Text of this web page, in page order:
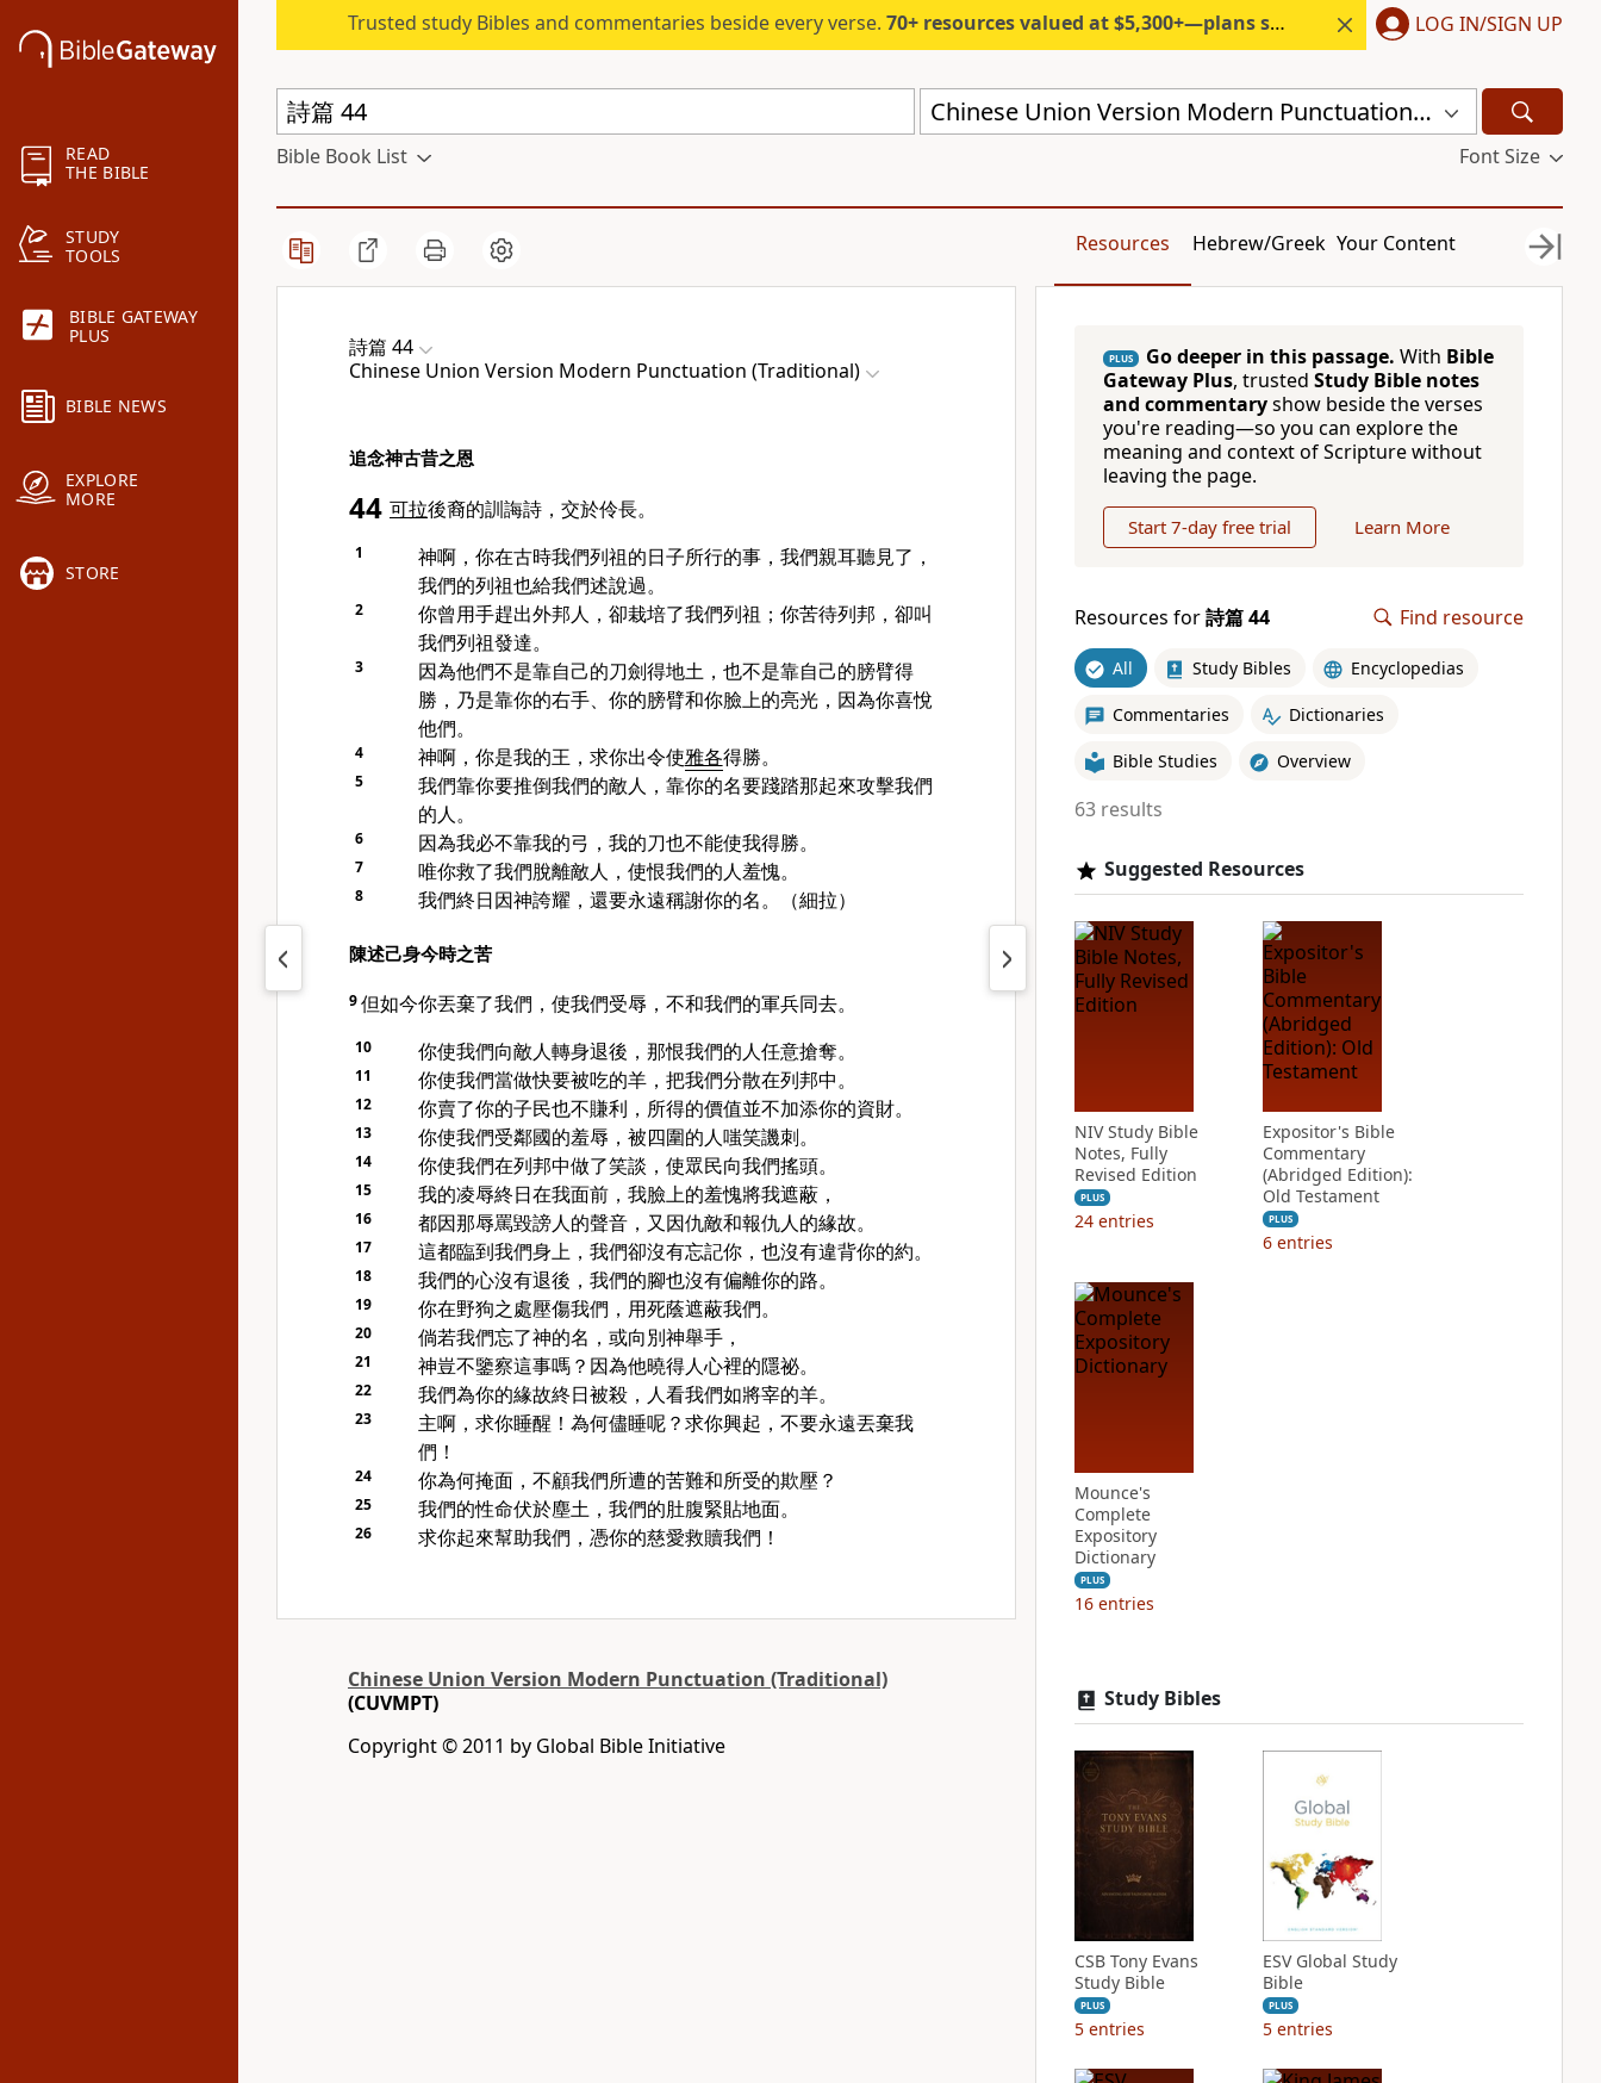
READ
THE BIBLE
STUDY
TOOLS
BIBLE GATEWAY
PLUS
BIBLE NEWS
EXPLORE
MORE
STORE
Trusted study Bibles and commentaries beside every verse. 70+ resources valued at $5,300+—plans start under $6/month. LOG IN/SIGN UP
Chinese Union Version Modern Punctuation (Traditional) (CUVMPT)
Bible Book List Font Size
Resources Hebrew/Greek Your Content
詩篇 44
Chinese Union Version Modern Punctuation (Traditional)
追念神古昔之恩
44 可拉後裔的訓誨詩，交於伶長。
1
神啊，你在古時我們列祖的日子所行的事，我們親耳聽見了，
我們的列祖也給我們述說過。
2
你曾用手趕出外邦人，卻栽培了我們列祖；你苦待列邦，卻叫
我們列祖發達。
3
因為他們不是靠自己的刀劍得地土，也不是靠自己的膀臂得
勝，乃是靠你的右手、你的膀臂和你臉上的亮光，因為你喜悅
他們。
4 神啊，你是我的王，求你出令使雅各得勝。
5
我們靠你要推倒我們的敵人，靠你的名要踐踏那起來攻擊我們
的人。
6 因為我必不靠我的弓，我的刀也不能使我得勝。
7 唯你救了我們脫離敵人，使恨我們的人羞愧。
8 我們終日因神誇耀，還要永遠稱謝你的名。（細拉）
陳述己身今時之苦
9但如今你丟棄了我們，使我們受辱，不和我們的軍兵同去。
10 你使我們向敵人轉身退後，那恨我們的人任意搶奪。
11 你使我們當做快要被吃的羊，把我們分散在列邦中。
12 你賣了你的子民也不賺利，所得的價值並不加添你的資財。
13 你使我們受鄰國的羞辱，被四圍的人嗤笑譏刺。
14 你使我們在列邦中做了笑談，使眾民向我們搖頭。
15 我的凌辱終日在我面前，我臉上的羞愧將我遮蔽，
16 都因那辱罵毀謗人的聲音，又因仇敵和報仇人的緣故。
17 這都臨到我們身上，我們卻沒有忘記你，也沒有違背你的約。
18 我們的心沒有退後，我們的腳也沒有偏離你的路。
19 你在野狗之處壓傷我們，用死蔭遮蔽我們。
20 倘若我們忘了神的名，或向別神舉手，
21 神豈不鑒察這事嗎？因為他曉得人心裡的隱祕。
22 我們為你的緣故終日被殺，人看我們如將宰的羊。
23
主啊，求你睡醒！為何儘睡呢？求你興起，不要永遠丟棄我
們！
24 你為何掩面，不顧我們所遭的苦難和所受的欺壓？
25 我們的性命伏於塵土，我們的肚腹緊貼地面。
26 求你起來幫助我們，憑你的慈愛救贖我們！
Chinese Union Version Modern Punctuation (Traditional)
(CUVMPT)
Copyright © 2011 by Global Bible Initiative
PLUS Go deeper in this passage. With Bible
Gateway Plus, trusted Study Bible notes
and commentaryshow beside the verses
you're reading—so you can explore the
meaning and context of Scripture without
leaving the page.
Start 7-day free trial Learn More
Resources for詩篇 44 Find resource
All Study Bibles Encyclopedias
Commentaries Dictionaries
Bible Studies Overview
63 results
Suggested Resources
NIV Study Bible
Notes, Fully
Revised Edition
PLUS
24 entries
Expositor's Bible
Commentary
(Abridged Edition):
Old Testament
PLUS
6 entries
Mounce's
Complete
Expository
Dictionary
PLUS
16 entries
Study Bibles
CSB Tony Evans
Study Bible
PLUS
5 entries
ESV Global Study
Bible
PLUS
5 entries